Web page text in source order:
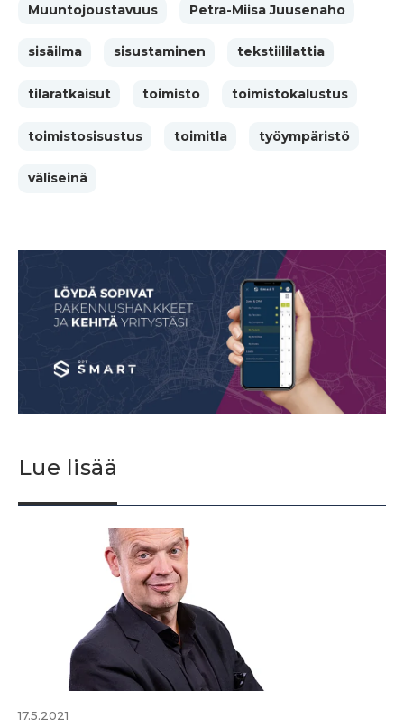
Muuntojoustavuus Petra-Miisa Juusenaho
sisäilma sisustaminen tekstiililattia
tilaratkaisut toimisto toimistokalustus
toimistosisustus toimitla työympäristö
väliseinä
Lue lisää
17.5.2021